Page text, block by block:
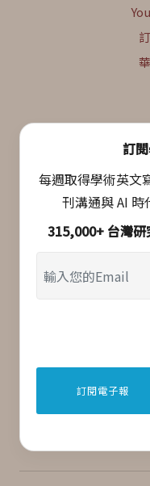
訂
每週取得學術英文
刊溝通與 AI 時
315,000+ 台灣研